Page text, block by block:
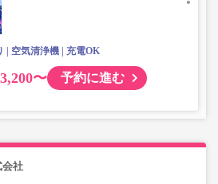
空気清浄機 充電OK
〜 予約に進む
会社